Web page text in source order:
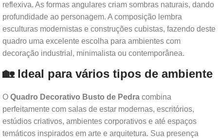
reflexiva. As formas angulares criam sombras naturais, dando
profundidade ao personagem. A composição lembra
esculturas modernistas e construções cubistas, fazendo deste
quadro uma excelente escolha para ambientes com
decoração industrial, minimalista ou contemporânea.
🏡 Ideal para vários tipos de ambiente
O Quadro Decorativo Busto de Pedra combina
perfeitamente com salas de estar modernas, escritórios,
estúdios criativos, ambientes corporativos e até espaços
temáticos inspirados em arte e arquitetura. Sua presença